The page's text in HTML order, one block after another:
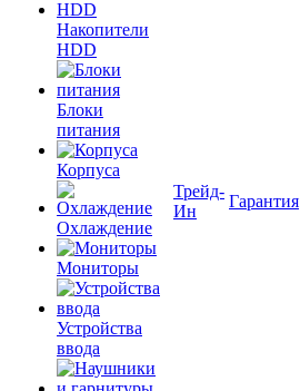
Накопители
HDD
Блоки
питания
Корпуса
Охлаждение
Мониторы
Устройства
ввода
Трейд-
Ин
Гарантия